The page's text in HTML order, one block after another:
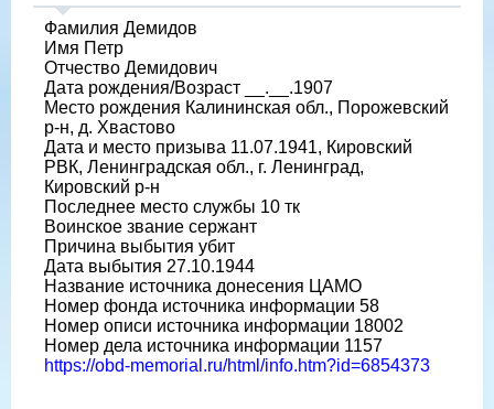
Фамилия Демидов
Имя Петр
Отчество Демидович
Дата рождения/Возраст __.__.1907
Место рождения Калининская обл., Порожевский
р-н, д. Хвастово
Дата и место призыва 11.07.1941, Кировский
РВК, Ленинградская обл., г. Ленинград,
Кировский р-н
Последнее место службы 10 тк
Воинское звание сержант
Причина выбытия убит
Дата выбытия 27.10.1944
Название источника донесения ЦАМО
Номер фонда источника информации 58
Номер описи источника информации 18002
Номер дела источника информации 1157
https://obd-memorial.ru/html/info.htm?id=6854373